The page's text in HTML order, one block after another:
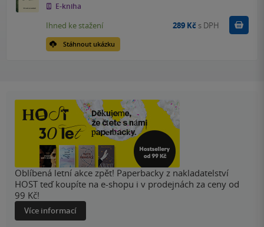
E-kniha
Stáhnout ukázku
Ihned ke stažení 289 Kč s DPH Koupit
Oblíbená letní akce zpět! Paperbacky z nakladatelství
HOST teď koupíte na e-shopu i v prodejnách za ceny od
99 Kč!
Více informací